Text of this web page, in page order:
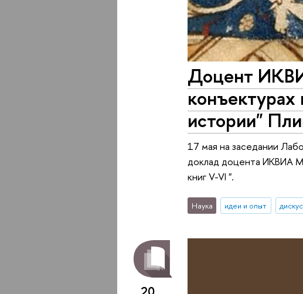
Доцент
конъектурах
истории"
17 мая на заседании
доклад доцента ИКВИА
книг V-VI ".
Наука идеи и опыт